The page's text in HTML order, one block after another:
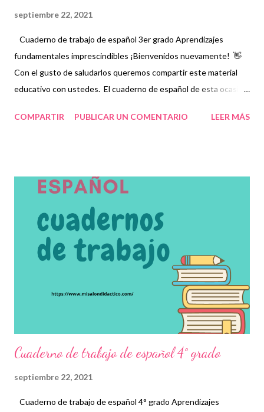
septiembre 22, 2021
Cuaderno de trabajo de español 3er grado Aprendizajes
fundamentales imprescindibles ¡Bienvenidos nuevamente! 👋
Con el gusto de saludarlos queremos compartir este material
educativo con ustedes. El cuaderno de español de esta ocasión
los niños deberán adquirir, de acuerdo a su nivel, para consolidar
mediante desafíos y actividades que, en su momento, deberán
resolver y que les servirá como práctica para asuntos de la vida
cotidiana. Esperamos que este material sea de gran ayuda y
agradecemos a los autores recordando que nosotros
únicamente lo compartimos con fines informativos y educativos.
👏 Descarga material a continuación 👇 Cuaderno de trabajo de
español 3er grado ¡Gracias por tu visita! 😉 No ...
COMPARTIR PUBLICAR UN COMENTARIO LEER MÁS
Cuaderno de trabajo de español 4° grado
septiembre 22, 2021
Cuaderno de trabajo de español 4° grado Aprendizajes